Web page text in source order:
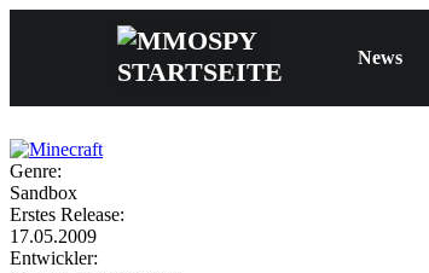
News
Genre:
Sandbox
Erstes Release:
17.05.2009
Entwickler: